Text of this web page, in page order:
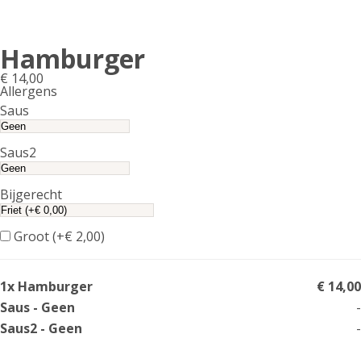
Hamburger
€ 14,00
Allergens
Product
allergen
information
Saus
Saus2
Bijgerecht
Groot (+€ 2,00)
1x Hamburger
€ 14,00
Saus - Geen
-
Saus2 - Geen
-